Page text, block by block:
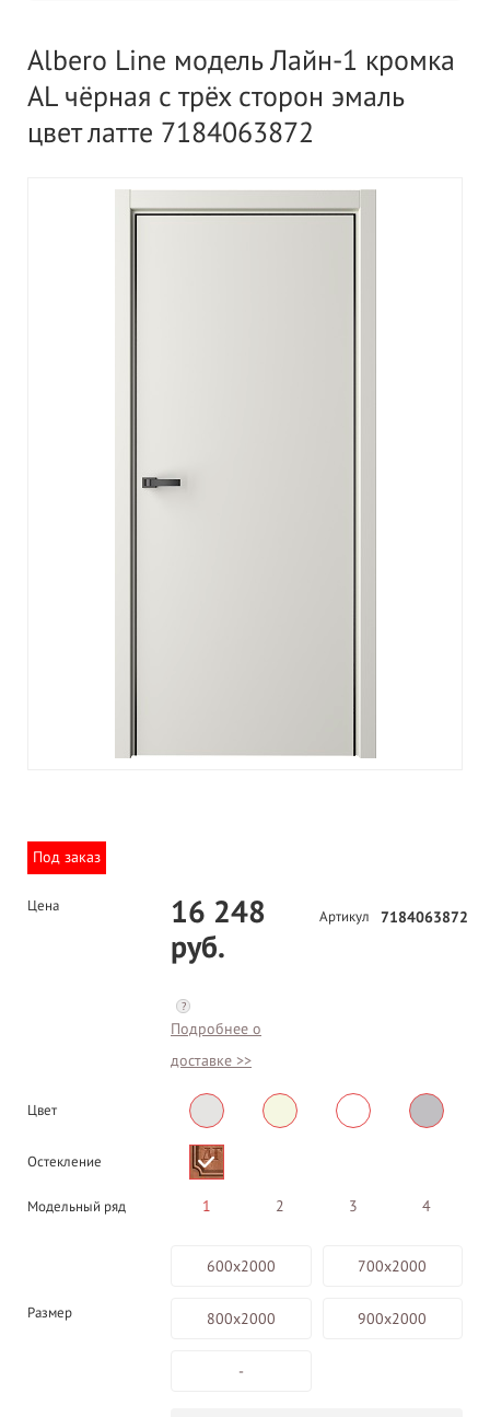
Albero Line модель Лайн-1 кромка
AL чёрная с трёх сторон эмаль
цвет латте 7184063872
Под заказ
Цена
16 248
руб.
?
Подробнее о
доставке >>
Артикул 7184063872
Цвет
Остекление
Модельный ряд 1 2 3 4
Размер
600х2000 700х2000
800х2000 900х2000
-